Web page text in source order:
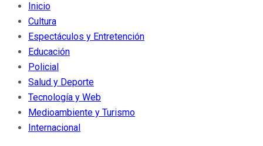
Inicio
Cultura
Espectáculos y Entretención
Educación
Policial
Salud y Deporte
Tecnología y Web
Medioambiente y Turismo
Internacional